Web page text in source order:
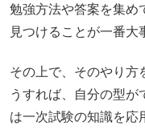
勉強方法や答案を集め
見つけることが一番大
その上で、そのやり方
うすれば、自分の型が
は一次試験の知識を応